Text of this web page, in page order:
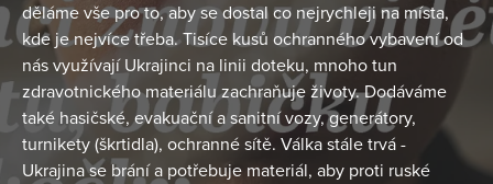
děláme vše pro to, aby se dostal co nejrychleji na místa,
kde je nejvíce třeba. Tisíce kusů ochranného vybavení od
nás využívají Ukrajinci na linii doteku, mnoho tun
zdravotnického materiálu zachraňuje životy. Dodáváme
také hasičské, evakuační a sanitní vozy, generátory,
turnikety (škrtidla), ochranné sítě. Válka stále trvá -
Ukrajina se brání a potřebuje materiál, aby proti ruské